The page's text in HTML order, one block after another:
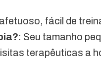
fácil de
: Seu tamanho
terapêuticas a